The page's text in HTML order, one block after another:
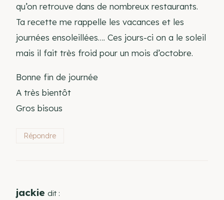
qu’on retrouve dans de nombreux restaurants.
Ta recette me rappelle les vacances et les
journées ensoleillées…. Ces jours-ci on a le soleil
mais il fait très froid pour un mois d’octobre.
Bonne fin de journée
A très bientôt
Gros bisous
Répondre
jackie dit :